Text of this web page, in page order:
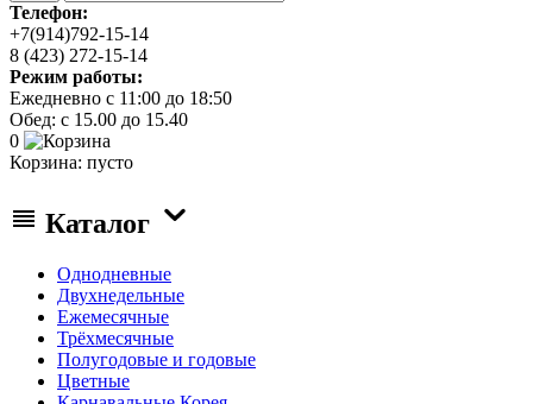
Телефон:
+7(914)792-15-14
8 (423) 272-15-14
Режим работы:
Ежедневно с 11:00 до 18:50
Обед: с 15.00 до 15.40
0
Корзина: пусто
Каталог
Однодневные
Двухнедельные
Ежемесячные
Трёхмесячные
Полугодовые и годовые
Цветные